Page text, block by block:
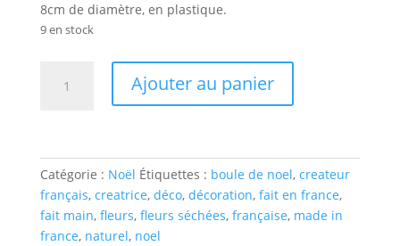
8cm de diamètre, en plastique.
9 en stock
Ajouter au panier
Catégorie : Noël Étiquettes : boule de noel, createur
français, creatrice, déco, décoration, fait en france,
fait main, fleurs, fleurs séchées, française, made in
france, naturel, noel